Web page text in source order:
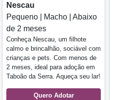
Nescau
Pequeno | Macho | Abaixo
de 2 meses
Conheça Nescau, um filhote
calmo e brincalhão, sociável com
crianças e pets. Com menos de
2 meses, ideal para adoção em
Taboão da Serra. Aqueça seu lar!
Quero Adotar